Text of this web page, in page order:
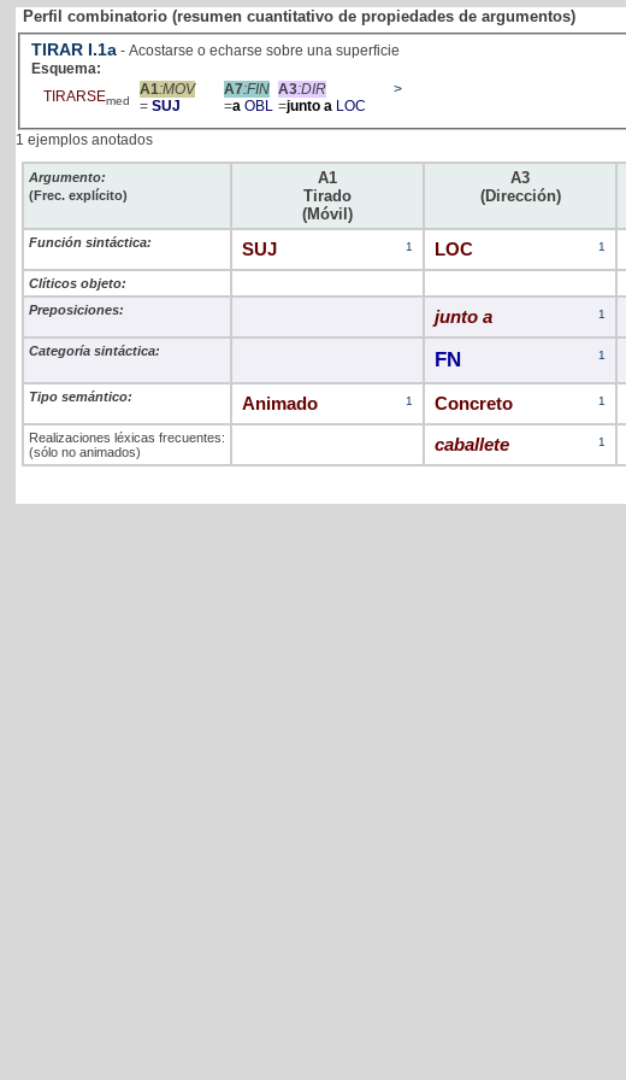
Perfil combinatorio (resumen cuantitativo de propiedades de argumentos)
TIRAR I.1a - Acostarse o echarse sobre una superficie
Esquema:
TIRARSEmed
A1:MOV
= SUJ
A7:FIN
=aOBL
A3:DIR
=junto a LOC
>
1 ejemplos anotados
Argumento:
(Frec. explícito)
A1
Tirado
(Móvil)
A3
(Dirección)
Función sintáctica: SUJ 1 LOC 1
Clíticos objeto:
Preposiciones:
junto a 1
Categoría sintáctica: FN 1
Tipo semántico: Animado 1 Concreto 1
Realizaciones léxicas frecuentes:
(sólo no animados)
caballete 1